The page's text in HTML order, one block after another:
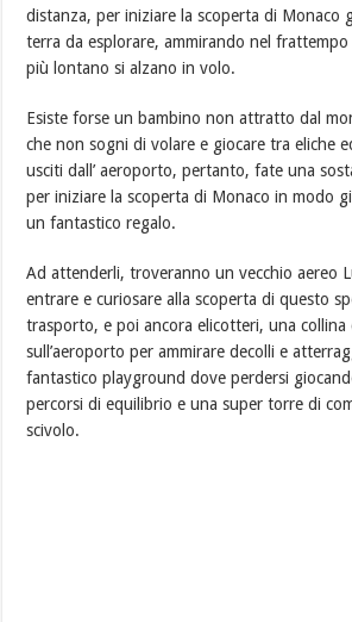
distanza, per iniziare la scoperta di Monaco
terra da esplorare, ammirando nel frattempo
più lontano si alzano in volo.
Esiste forse un bambino non attratto dal
che non sogni di volare e giocare tra eliche
usciti dall’ aeroporto, pertanto, fate una
per iniziare la scoperta di Monaco in modo
un fantastico regalo.
Ad attenderli, troveranno un vecchio aereo
entrare e curiosare alla scoperta di questo
trasporto, e poi ancora elicotteri, una collina
sull’aeroporto per ammirare decolli e
fantastico playground dove perdersi
percorsi di equilibrio e una super torre di
scivolo.